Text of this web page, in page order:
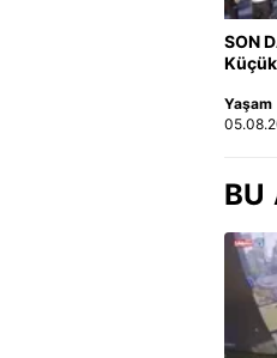
SON
Yaşam
BU